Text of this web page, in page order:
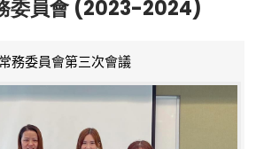
委員會 (2023-2024)
常務委員會第三次會議